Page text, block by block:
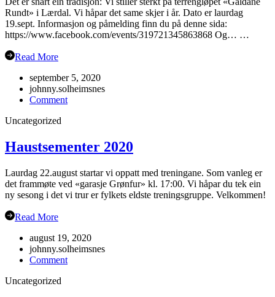
Rundt» i Lærdal. Vi håpar det same skjer i år. Dato er laurdag
19.sept. Informasjon og påmelding finn du på denne sida:
https://www.facebook.com/events/319721345863868 Og… …
Read More
september 5, 2020
johnny.solheimsnes
Commenton
19.sept
Uncategorized
Haustsementer 2020
Laurdag 22.august startar vi oppatt med treningane. Som vanleg er
det frammøte ved «garasje Grønfur» kl. 17:00. Vi håpar du tek ein
ny sesong i det vi trur er fylkets eldste treningsgruppe. Velkommen!
Read More
august 19, 2020
johnny.solheimsnes
Commenton
Uncategorized